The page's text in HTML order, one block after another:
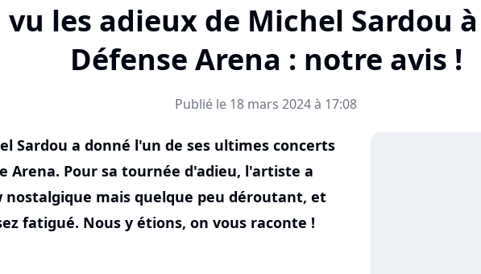
vu les adieux de Michel Sardou
Défense Arena : notre avis !
Publié le 18 mars 2024 à 17:08
Sardou a donné l'un de ses ultimes concerts
Arena. Pour sa tournée d'adieu, l'artiste a
nostalgique mais quelque peu déroutant, et
fatigué. Nous y étions, on vous raconte !